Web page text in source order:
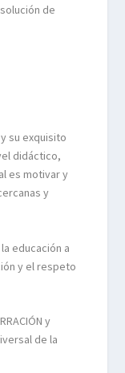
de
su exquisito
didáctico,
es motivar y
y
educación a
y el respeto
y
de la